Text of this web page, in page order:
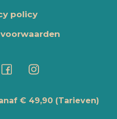
policy
€ 49,90 (Tarieven)